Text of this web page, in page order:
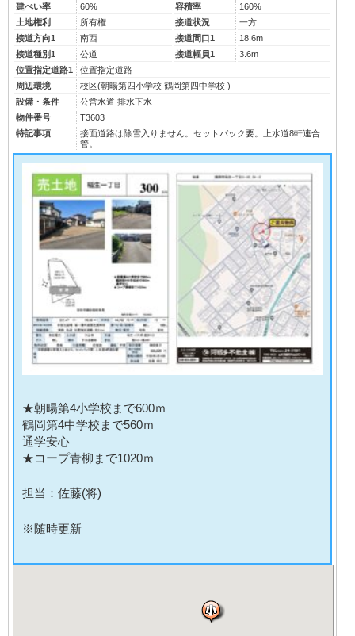
建ぺい率
60% 容積率
160%
土地権利
所有権 接道状況
一方
接道方向1
南西 接道間口1
18.6m
接道種別1
公道 接道幅員1
3.6m
位置指定道路1
位置指定道路
周辺環境
校区(朝暘第四小学校 鶴岡第四中学校 )
設備・条件
公営水道 排水下水
物件番号
T3603
特記事項
接面道路は除雪入りません。セットバック要。上水道8軒連合
管。
★朝暘第4小学校まで600ｍ
鶴岡第4中学校まで560ｍ
通学安心
★コープ青柳まで1020ｍ
担当：佐藤(将)
※随時更新